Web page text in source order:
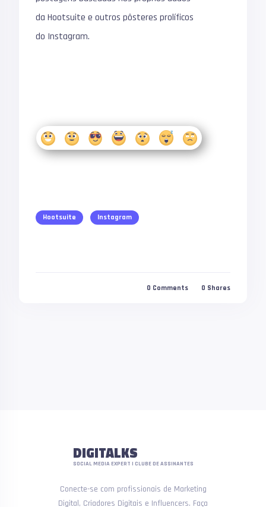
da Hootsuite e outros pôsteres prolíficos
do Instagram.
Hootsuite Instagram
0 Comments 0 Shares
DIGITALKS
SOCIAL MEDIA EXPERT | CLUBE DE ASSINANTES
Conecte-se com profissionais de Marketing
Digital, Criadores Digitais e Influencers. Faça